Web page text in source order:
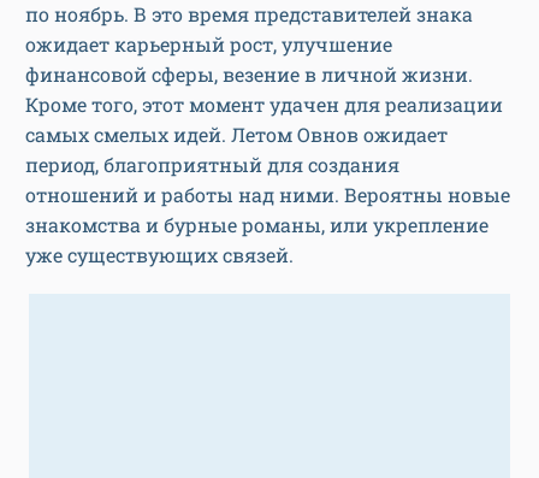
по ноябрь. В это время представителей знака
ожидает карьерный рост, улучшение
финансовой сферы, везение в личной жизни.
Кроме того, этот момент удачен для реализации
самых смелых идей. Летом Овнов ожидает
период, благоприятный для создания
отношений и работы над ними. Вероятны новые
знакомства и бурные романы, или укрепление
уже существующих связей.